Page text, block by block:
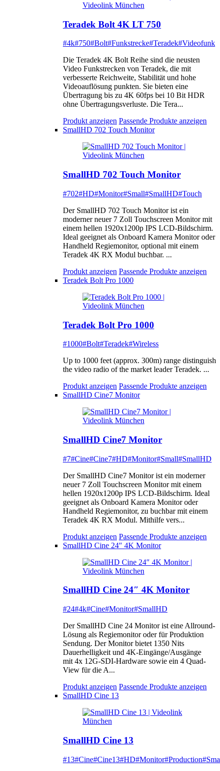
Teradek Bolt 4K LT 750
#4k#750#Bolt#Funkstrecke#Teradek#Videofunk
Die Teradek 4K Bolt Reihe sind die neusten
Video Funkstrecken von Teradek, die mit
verbesserte Reichweite, Stabilität und hohe
Videoauflösung punkten. Sie bieten eine
Übertragung bis zu 4K 60fps bei 10 Bit HDR
ohne Übertragungsverluste. Die Tera...
Produkt anzeigen Passende Produkte anzeigen
SmallHD 702 Touch Monitor
SmallHD 702 Touch Monitor
#702#HD#Monitor#Small#SmallHD#Touch
Der SmallHD 702 Touch Monitor ist ein
moderner neuer 7 Zoll Touchscreen Monitor mit
einem hellen 1920x1200p IPS LCD-Bildschirm.
Ideal geeignet als Onboard Kamera Monitor oder
Handheld Regiemonitor, optional mit einem
Teradek 4K RX Modul buchbar. ...
Produkt anzeigen Passende Produkte anzeigen
Teradek Bolt Pro 1000
Teradek Bolt Pro 1000
#1000#Bolt#Teradek#Wireless
Up to 1000 feet (approx. 300m) range distinguish
the video radio of the market leader Teradek. ...
Produkt anzeigen Passende Produkte anzeigen
SmallHD Cine7 Monitor
SmallHD Cine7 Monitor
#7#Cine#Cine7#HD#Monitor#Small#SmallHD
Der SmallHD Cine7 Monitor ist ein moderner
neuer 7 Zoll Touchscreen Monitor mit einem
hellen 1920x1200p IPS LCD-Bildschirm. Ideal
geeignet als Onboard Kamera Monitor oder
Handheld Regiemonitor, zu buchbar mit einem
Teradek 4K RX Modul. Mithilfe vers...
Produkt anzeigen Passende Produkte anzeigen
SmallHD Cine 24″ 4K Monitor
SmallHD Cine 24″ 4K Monitor
#24#4k#Cine#Monitor#SmallHD
Der SmallHD Cine 24 Monitor ist eine Allround-
Lösung als Regiemonitor oder für Produktion
Sendung. Der Monitor bietet 1350 Nits
Dauerhelligkeit und 4K-Eingänge/Ausgänge
mit 4x 12G-SDI-Hardware sowie ein 4 Quad-
View für die A...
Produkt anzeigen Passende Produkte anzeigen
SmallHD Cine 13
SmallHD Cine 13
#13#Cine#Cine13#HD#Monitor#Production